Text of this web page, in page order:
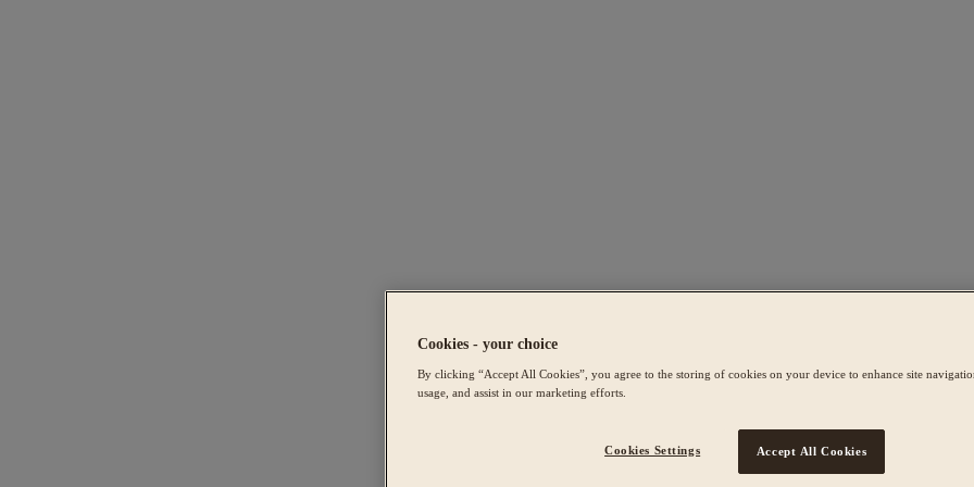
Cookies - your choice
By clicking “Accept All Cookies”, you agree to the storing of cookies on your device to enhance site
usage, and assist in our marketing efforts.
Cookies Settings Accept All Cookies